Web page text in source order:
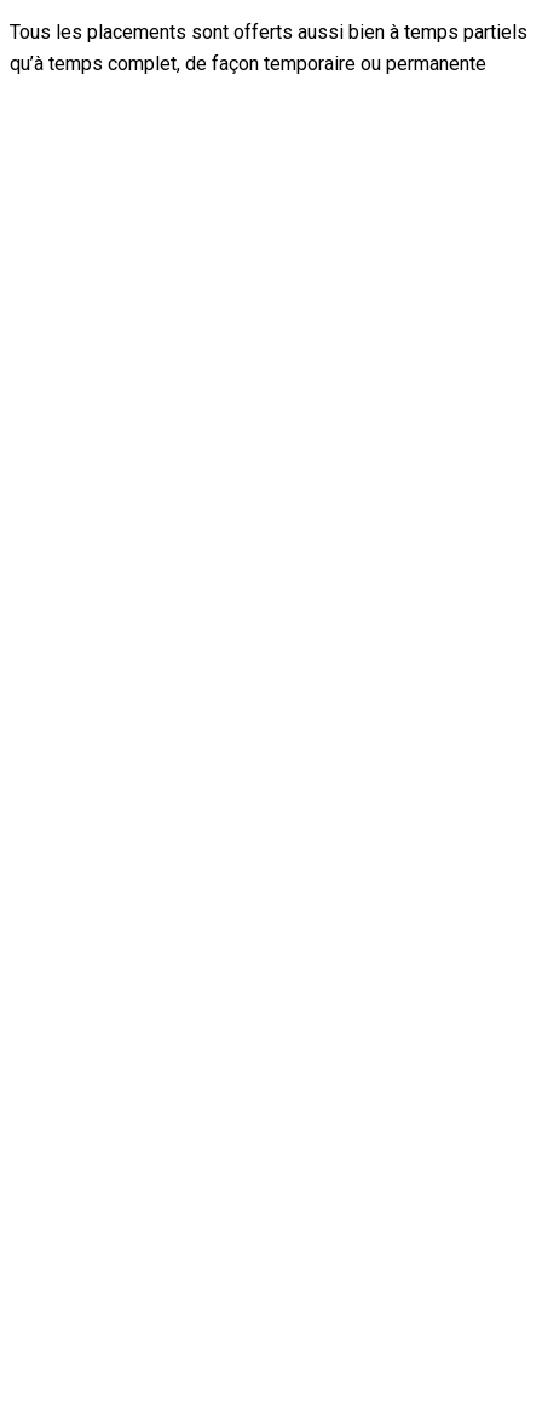
Tous les placements sont offerts aussi bien à temps partiels
qu’à temps complet, de façon temporaire ou permanente